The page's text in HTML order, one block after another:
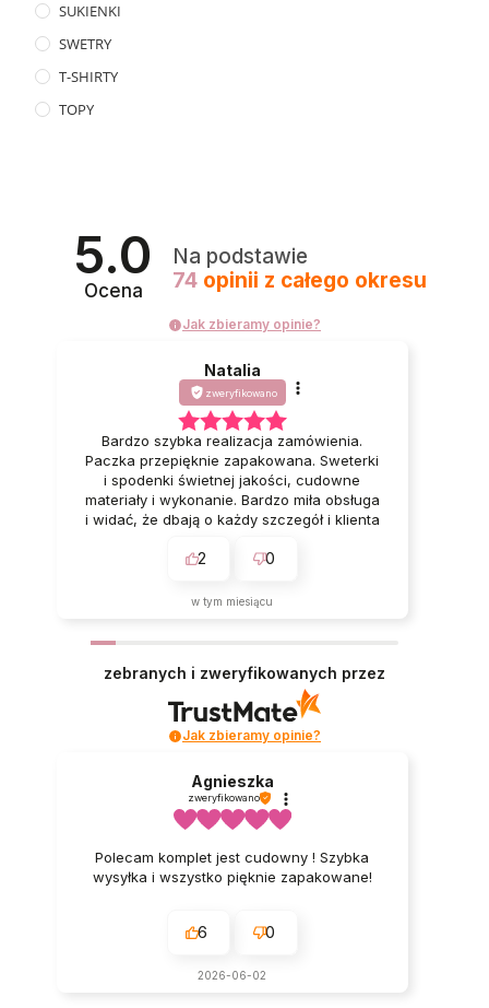
SUKIENKI
SWETRY
T-SHIRTY
TOPY
5.0
Ocena
Na podstawie
74 opinii z całego okresu
Jak zbieramy opinie?
Natalia
zweryfikowano
Bardzo szybka realizacja zamówienia.
Paczka przepięknie zapakowana. Sweterki
i spodenki świetnej jakości, cudowne
materiały i wykonanie. Bardzo miła obsługa
i widać, że dbają o każdy szczegół i klienta
2 0
w tym miesiącu
zebranych i zweryfikowanych przez
Jak zbieramy opinie?
Agnieszka
zweryfikowano
Polecam komplet jest cudowny ! Szybka
wysyłka i wszystko pięknie zapakowane!
6 0
2026-06-02